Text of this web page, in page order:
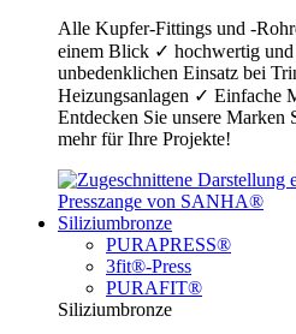
Alle Kupfer-Fittings und -
einem Blick ✓ hochwertig
unbedenklichen Einsatz bei
Heizungsanlagen ✓ Einfache
Entdecken Sie unsere
mehr für Ihre Projekte!
Siliziumbronze
PURAPRESS®
3fit®-Press
PURAFIT®
Siliziumbronze